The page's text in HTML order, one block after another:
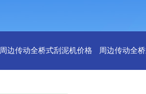
周边传动全桥式刮泥机价格 周边传动全